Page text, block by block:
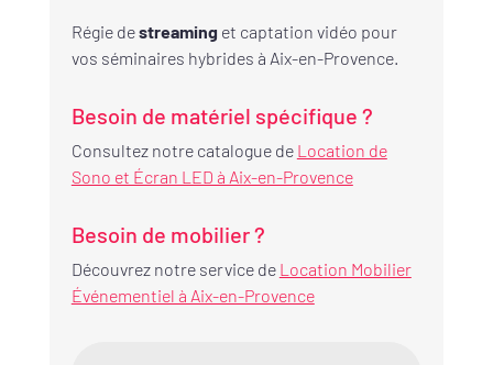
Régie destreaming et captation vidéo pour
vos séminaires hybrides à Aix-en-Provence.
Besoin de matériel spécifique ?
Consultez notre catalogue de Location de
Sono et Écran LED à Aix-en-Provence
Besoin de mobilier ?
Découvrez notre service de Location Mobilier
Événementiel à Aix-en-Provence